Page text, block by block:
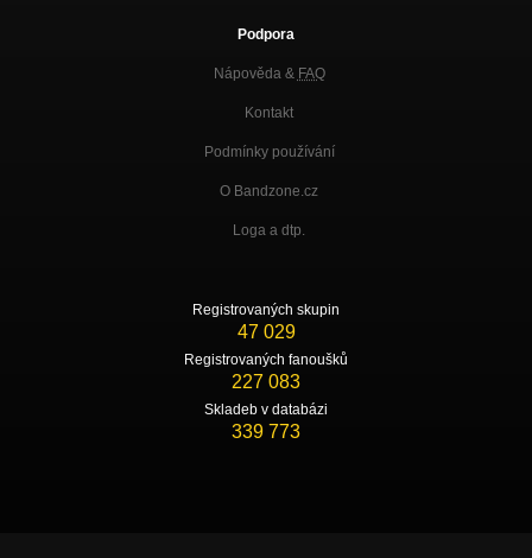
Podpora
Nápověda & FAQ
Kontakt
Podmínky používání
O Bandzone.cz
Loga a dtp.
Registrovaných skupin
47 029
Registrovaných fanoušků
227 083
Skladeb v databázi
339 773